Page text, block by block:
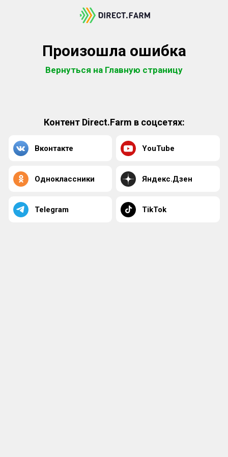
Произошла ошибка
Вернуться на Главную страницу
Контент Direct.Farm в соцсетях:
Вконтакте YouTube
Одноклассники Яндекс.Дзен
Telegram TikTok